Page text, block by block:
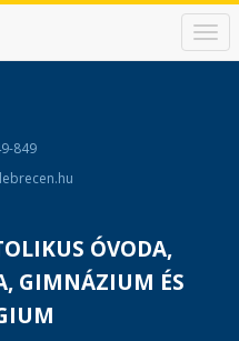
N
a
849
ÓVODA,
GIMNÁZIUM ÉS